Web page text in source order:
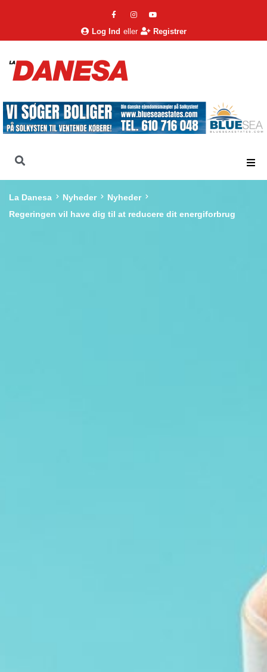
Log Ind eller Registrer
La Danesa Nyheder
Nyheder
Regeringen vil have dig til at reducere dit energiforbrug